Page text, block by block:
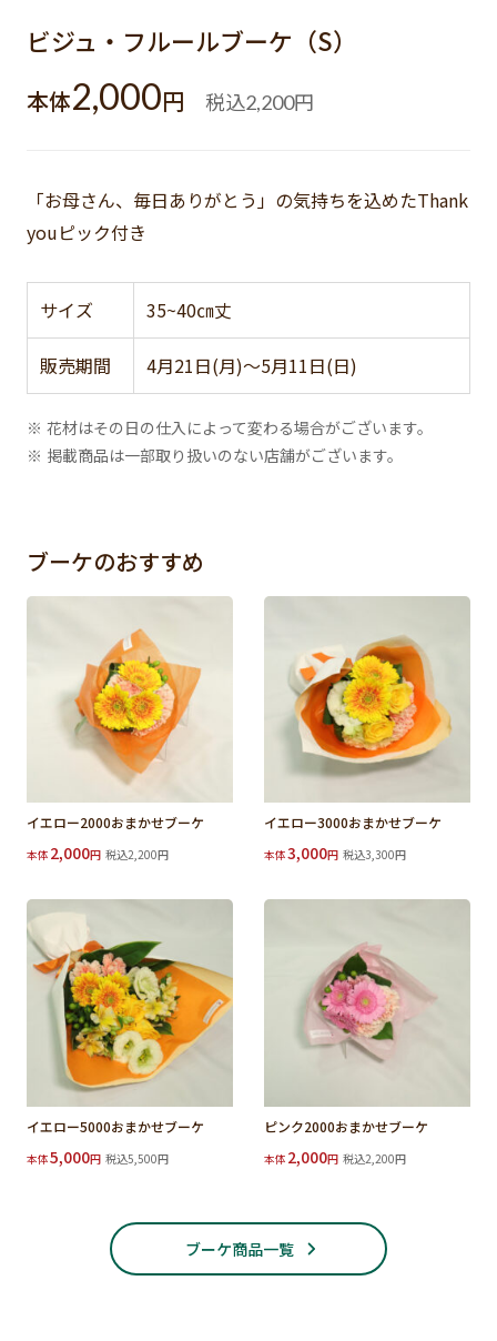
ビジュ・フルールブーケ（S）
本体2,000円 税込2,200円
「お母さん、毎日ありがとう」の気持ちを込めたThank
youピック付き
サイズ 35~40㎝丈
販売期間 4月21日(月)～5月11日(日)
※ 花材はその日の仕入によって変わる場合がございます。
※ 掲載商品は一部取り扱いのない店舗がございます。
ブーケのおすすめ
イエロー2000おまかせブーケ
本体 2,000円 税込2,200円
イエロー3000おまかせブーケ
本体3,000円 税込3,300円
イエロー5000おまかせブーケ
本体5,000円 税込5,500円
ピンク2000おまかせブーケ
本体 2,000円 税込2,200円
ブーケ商品一覧